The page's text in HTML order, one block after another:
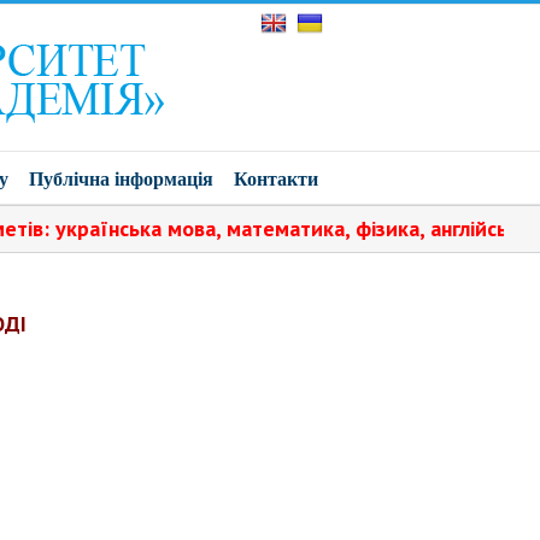
Публічна інформація Контакти
українська мова, математика, фізика,